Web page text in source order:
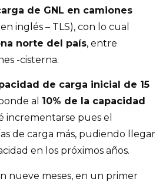
de GNL en camiones
inglés – TLS), con lo cual
norte del país, entre
-cisterna.
de carga inicial de 15
al 10% de la capacidad
incrementarse pues el
de carga más, pudiendo llegar
en los próximos años.
nueve meses, en un primer